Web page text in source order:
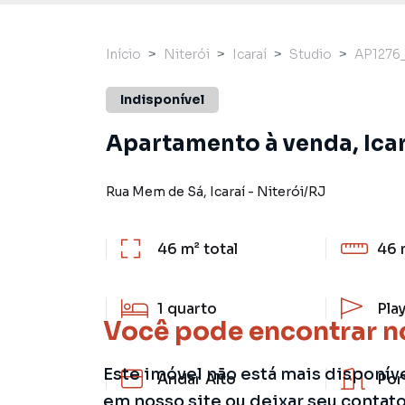
Você pode encontrar
Este imóvel não está mais
em nosso site ou deixar seu
Início Niterói Icaraí Studio
Indisponível
Apartamento à venda,
Rua Mem de Sá, Icaraí - Niterói/RJ
46 m²total 46
1 quarto
Andar Alto